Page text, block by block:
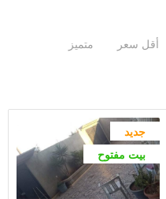
أقل سعر متميز
جديد
بيت مفتوح